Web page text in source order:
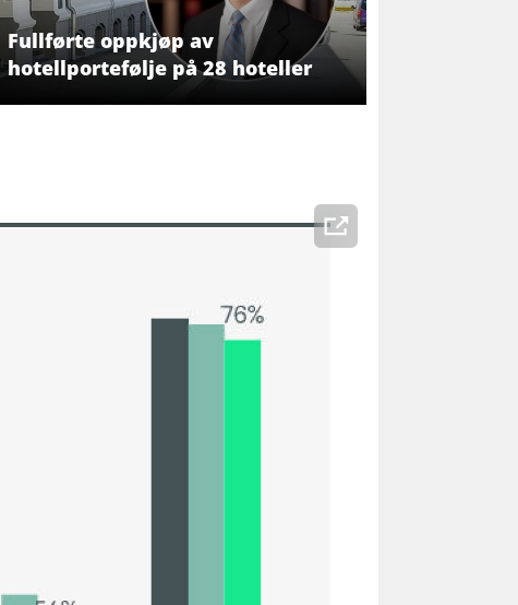
Fullførte oppkjøp av
hotellportefølje på 28 hoteller